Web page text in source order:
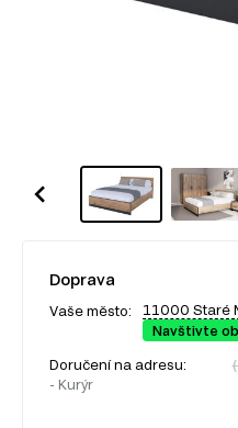
Doprava
Vaše město:
11000 Staré
Navštivte
Doručení na adresu:
- Kurýr